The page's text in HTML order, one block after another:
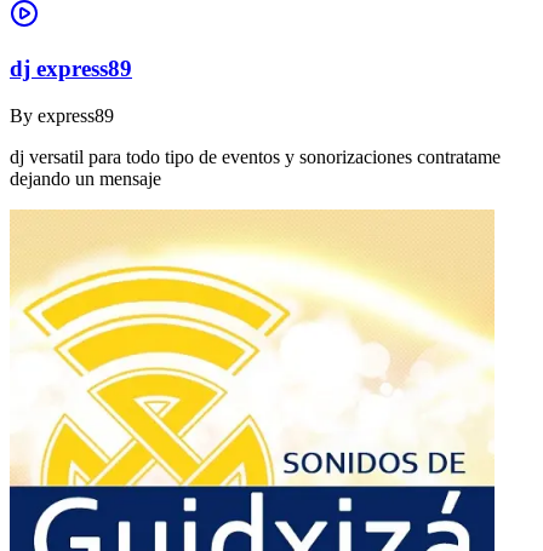
dj express89
By express89
dj versatil para todo tipo de eventos y sonorizaciones contratame
dejando un mensaje